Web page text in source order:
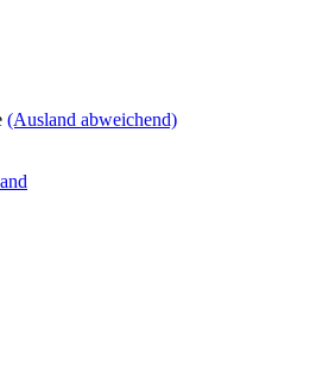
(Ausland abweichend)